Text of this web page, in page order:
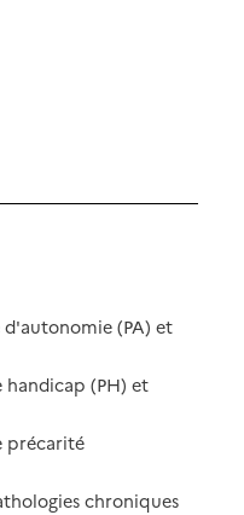
d'autonomie (PA) et
handicap (PH) et
précarité
chroniques